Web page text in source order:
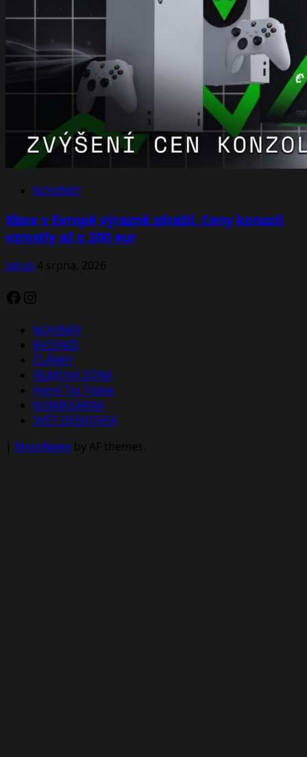
NOVINKY
Xbox v Evropě výrazně zdražil. Ceny konzolí
vzrostly až o 200 eur
Jakub 4 srpna, 2026
Facebook
Instagram
NOVINKY
RECENZE
ČLÁNKY
FILMOVÁ ZÓNA
Herní Tip Týdne
KOMIKSÁRNA
SVĚT DESKOVEK
| MoreNews by AF themes.